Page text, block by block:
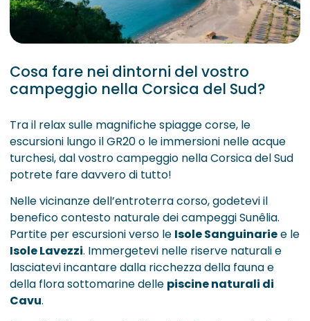
Cosa fare nei dintorni del vostro
campeggio nella Corsica del Sud?
Tra il relax sulle magnifiche spiagge corse, le
escursioni lungo il GR20 o le immersioni nelle acque
turchesi, dal vostro campeggio nella Corsica del Sud
potrete fare davvero di tutto!
Nelle vicinanze dell’entroterra corso, godetevi il
benefico contesto naturale dei campeggi Sunêlia.
Partite per escursioni verso le Isole Sanguinariee le
Isole Lavezzi. Immergetevi nelle riserve naturali e
lasciatevi incantare dalla ricchezza della fauna e
della flora sottomarine delle piscine naturali di
Cavu.